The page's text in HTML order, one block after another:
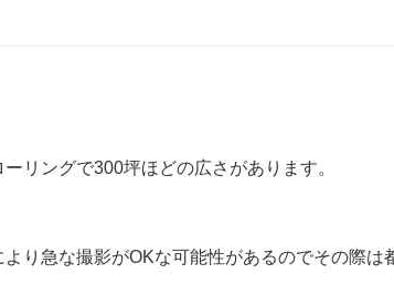
リングで300坪ほどの広さがあります。
り急な撮影がOKな可能性があるのでその際は